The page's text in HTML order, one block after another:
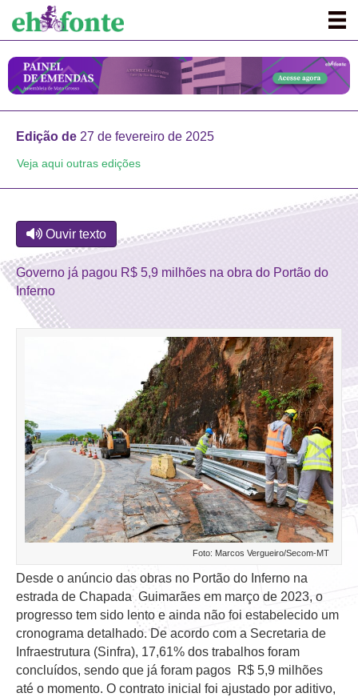
Edição de 27 de fevereiro de 2025
Veja aqui outras edições
Ouvir texto
Governo já pagou R$ 5,9 milhões na obra do Portão do
Inferno
Foto: Marcos Vergueiro/Secom-MT
Desde o anúncio das obras no Portão do Inferno na
estrada de Chapada Guimarães em março de 2023, o
progresso tem sido lento e ainda não foi estabelecido um
cronograma detalhado. De acordo com a Secretaria de
Infraestrutura (Sinfra), 17,61% dos trabalhos foram
concluídos, sendo que já foram pagos R$ 5,9 milhões
até o momento. O contrato inicial foi ajustado por aditivo,